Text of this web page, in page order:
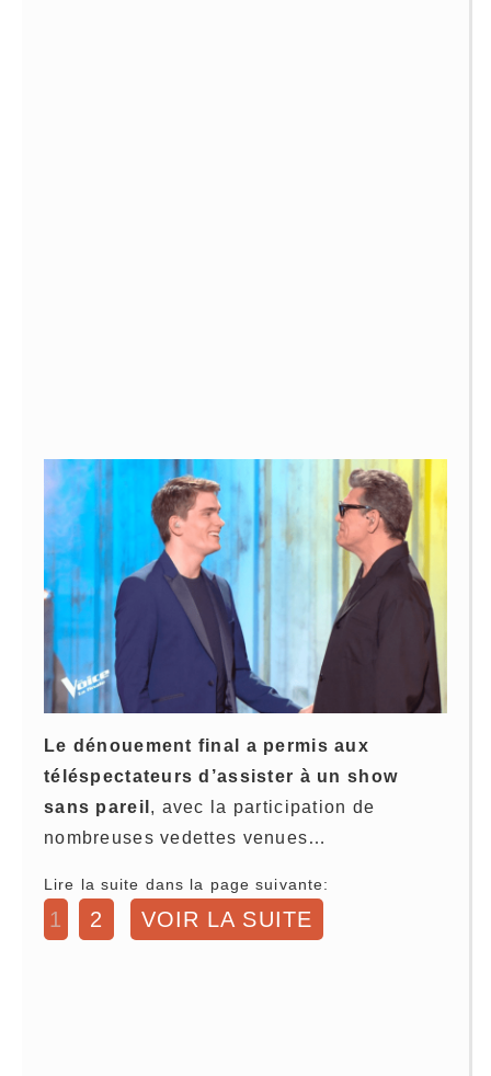
Le dénouement final a permis aux
téléspectateurs d’assister à un show
sans pareil , avec la participation de
nombreuses vedettes venues…
Lire la suite dans la page suivante:
1 2 VOIR LA SUITE